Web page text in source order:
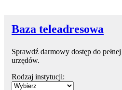
Baza teleadresowa
Sprawdź darmowy dostęp do
urzędów.
Rodzaj instytucji: